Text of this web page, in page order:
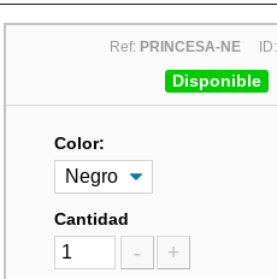
Ref: PRINCESA-NE ID:
Disponible
Color:
Cantidad
- +